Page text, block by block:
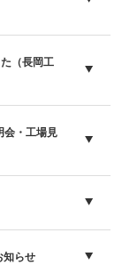
（長岡工
会・工場見
知らせ